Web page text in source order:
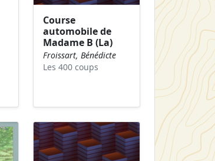
Course
automobile de
Madame B (La)
Froissart, Bénédicte
Les 400 coups